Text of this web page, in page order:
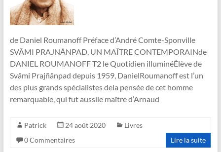
de Daniel Roumanoff Préface d’André Comte-Sponville
SVÂMI PRAJNĀNPAD, UN MAÎTRE CONTEMPORAINde
DANIEL ROUMANOFF T2 le Quotidien illuminéÉlève de
Svâmi Prajñânpad depuis 1959, DanielRoumanoff est l’un
des plus grands spécialistes dela pensée de cet homme
remarquable, qui fut aussile maître d’Arnaud
Patrick 24 août 2020
Livres
0 Commentaires
Lire la suite